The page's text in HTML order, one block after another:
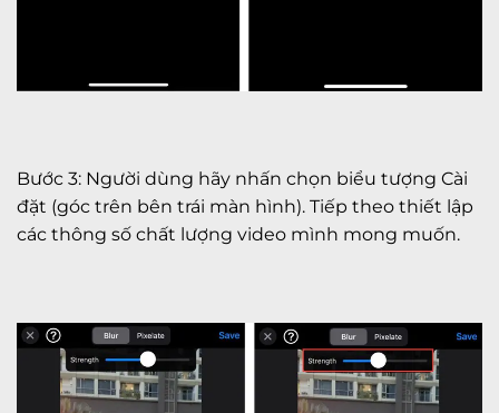
Bước 3: Người dùng hãy nhấn chọn biểu tượng Cài
đặt (góc trên bên trái màn hình). Tiếp theo thiết lập
các thông số chất lượng video mình mong muốn.